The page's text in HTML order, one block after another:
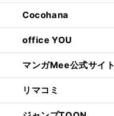
Cocohana
office YOU
マンガMee公式サイト
リマコミ